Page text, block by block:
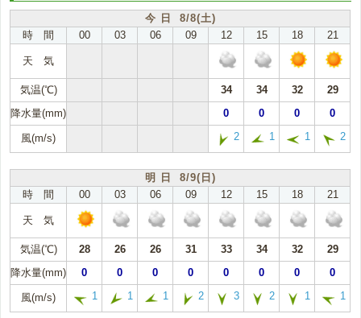
今 日 8/8(土)
時 間
00 03 06 09 12 15 18 21
天 気
気温(℃) 34 34 32
29
降水量(mm)
0 0 0 0
風(m/s) 2 1 1 2
明 日 8/9(日)
時 間
00 03 06 09 12 15 18 21
天 気
気温(℃) 28 26 26 31 33 34 32
29
降水量(mm)
0 0 0 0 0 0 0 0
風(m/s) 1 1 1 2 3 2 1 1